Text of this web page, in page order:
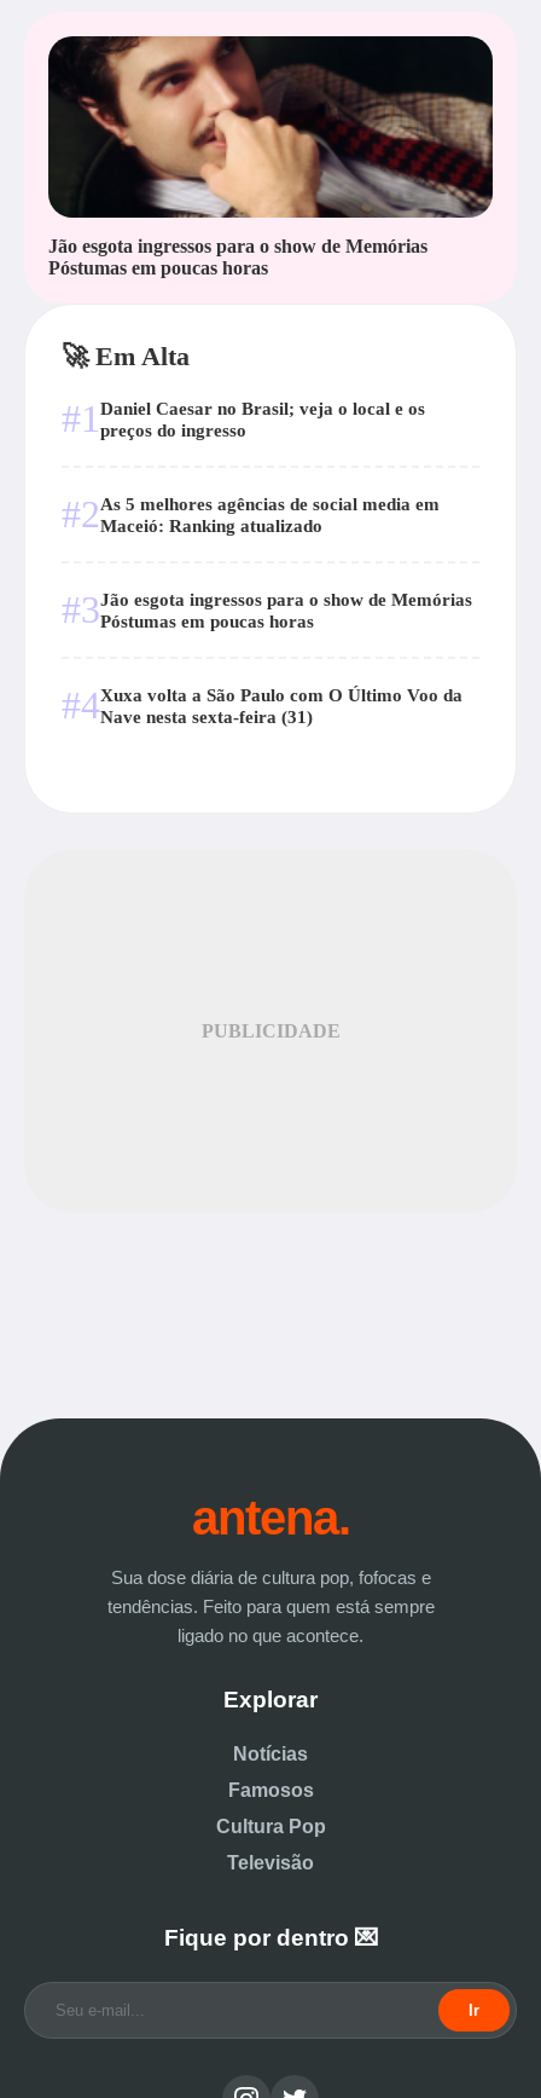
Jão esgota ingressos para o show de Memórias
Póstumas em poucas horas
🚀 Em Alta
#1 Daniel Caesar no Brasil; veja o local e os
preços do ingresso
#2As 5 melhores agências de social media em
Maceió: Ranking atualizado
#3Jão esgota ingressos para o show de Memórias
Póstumas em poucas horas
#4Xuxa volta a São Paulo com O Último Voo da
Nave nesta sexta-feira (31)
PUBLICIDADE
antena.
Sua dose diária de cultura pop, fofocas e
tendências. Feito para quem está sempre
ligado no que acontece.
Explorar
Notícias
Famosos
Cultura Pop
Televisão
Fique por dentro 💌
Ir